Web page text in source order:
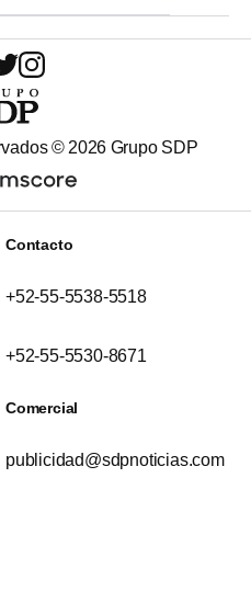
© 2026 Grupo SDP
Contacto
+52-55-5538-5518
+52-55-5530-8671
Comercial
publicidad@sdpnoticias.com